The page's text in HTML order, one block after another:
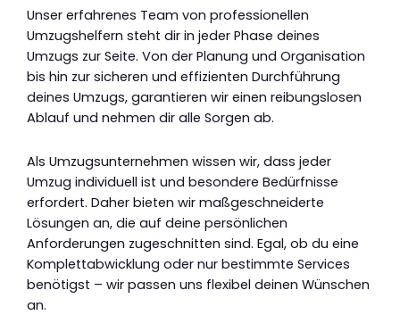
Unser erfahrenes Team von professionellen
Umzugshelfern steht dir in jeder Phase deines
Umzugs zur Seite. Von der Planung und Organisation
bis hin zur sicheren und effizienten Durchführung
deines Umzugs, garantieren wir einen reibungslosen
Ablauf und nehmen dir alle Sorgen ab.
Als Umzugsunternehmen wissen wir, dass jeder
Umzug individuell ist und besondere Bedürfnisse
erfordert. Daher bieten wir maßgeschneiderte
Lösungen an, die auf deine persönlichen
Anforderungen zugeschnitten sind. Egal, ob du eine
Komplettabwicklung oder nur bestimmte Services
benötigst – wir passen uns flexibel deinen Wünschen
an.